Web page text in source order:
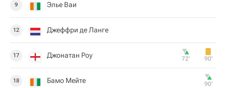
9 Элье Ваи
12 Джеффри де Ланге
17 Джонатан Роу 72‎’‎ 90‎’‎
18 Бамо Мейте 90‎’‎